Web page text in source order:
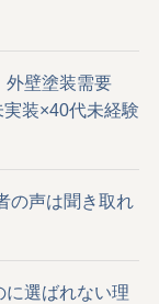
外壁塗装需要
装×40代未経験
の声は聞き取れ
選ばれない理